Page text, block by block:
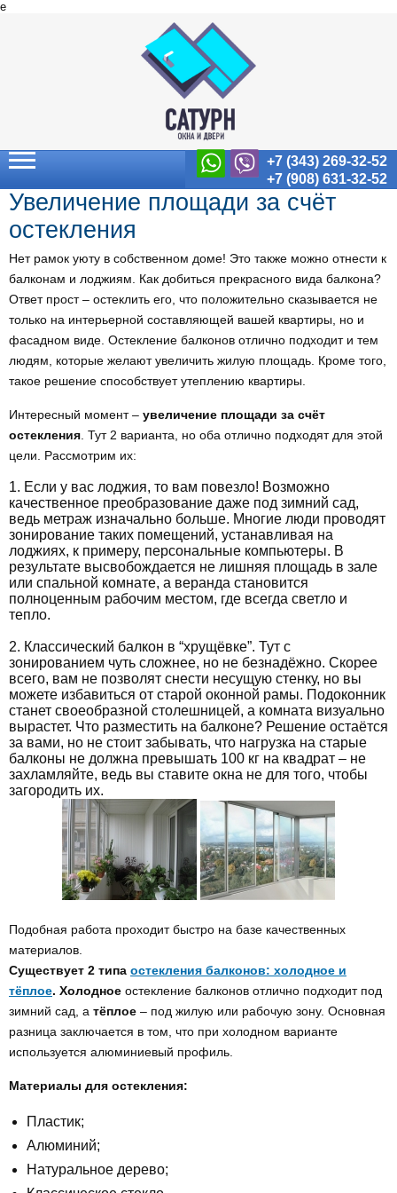
e
+7 (343) 269-32-52
+7 (908) 631-32-52
Увеличение площади за счёт
остекления
Нет рамок уюту в собственном доме! Это также можно отнести к
балконам и лоджиям. Как добиться прекрасного вида балкона?
Ответ прост – остеклить его, что положительно сказывается не
только на интерьерной составляющей вашей квартиры, но и
фасадном виде. Остекление балконов отлично подходит и тем
людям, которые желают увеличить жилую площадь. Кроме того,
такое решение способствует утеплению квартиры.
Интересный момент – увеличение площади за счёт
остекления . Тут 2 варианта, но оба отлично подходят для этой
цели. Рассмотрим их:
1. Если у вас лоджия, то вам повезло! Возможно
качественное преобразование даже под зимний сад,
ведь метраж изначально больше. Многие люди проводят
зонирование таких помещений, устанавливая на
лоджиях, к примеру, персональные компьютеры. В
результате высвобождается не лишняя площадь в зале
или спальной комнате, а веранда становится
полноценным рабочим местом, где всегда светло и
тепло.
2. Классический балкон в “хрущёвке”. Тут с
зонированием чуть сложнее, но не безнадёжно. Скорее
всего, вам не позволят снести несущую стенку, но вы
можете избавиться от старой оконной рамы. Подоконник
станет своеобразной столешницей, а комната визуально
вырастет. Что разместить на балконе? Решение остаётся
за вами, но не стоит забывать, что нагрузка на старые
балконы не должна превышать 100 кг на квадрат – не
захламляйте, ведь вы ставите окна не для того, чтобы
загородить их.
Подобная работа проходит быстро на базе качественных
материалов.
Существует 2 типа остекления балконов: холодное и
тёплое. Холодное остекление балконов отлично подходит под
зимний сад, а тёплое – под жилую или рабочую зону. Основная
разница заключается в том, что при холодном варианте
используется алюминиевый профиль.
Материалы для остекления:
Пластик;
Алюминий;
Натуральное дерево;